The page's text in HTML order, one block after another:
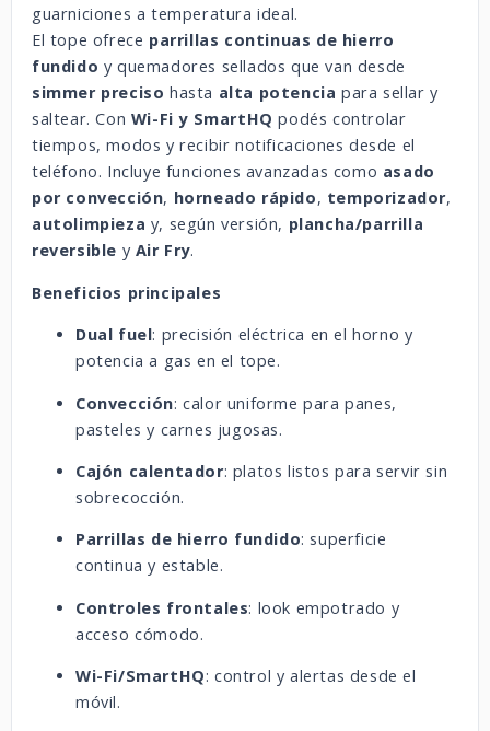
guarniciones a temperatura ideal.
El tope ofrece parrillas continuas de hierro
fundido y quemadores sellados que van desde
simmer preciso hasta alta potencia para sellar y
saltear. Con Wi-Fi y SmartHQ podés controlar
tiempos, modos y recibir notificaciones desde el
teléfono. Incluye funciones avanzadas como asado
por convección, horneado rápido, temporizador,
autolimpieza y, según versión, plancha/parrilla
reversible y Air Fry.
Beneficios principales
Dual fuel: precisión eléctrica en el horno y
potencia a gas en el tope.
Convección: calor uniforme para panes,
pasteles y carnes jugosas.
Cajón calentador: platos listos para servir sin
sobrecocción.
Parrillas de hierro fundido: superficie
continua y estable.
Controles frontales: look empotrado y
acceso cómodo.
Wi-Fi/SmartHQ: control y alertas desde el
móvil.